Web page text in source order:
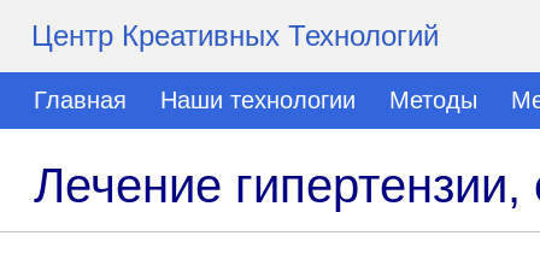
Центр Креативных Технологий
Главная Наши технологии Методы
Лечение